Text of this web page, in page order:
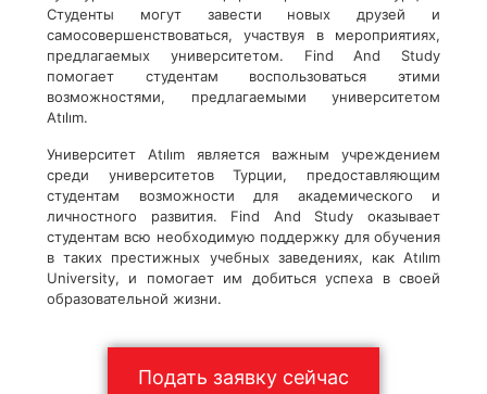
Студенты могут завести новых друзей и
самосовершенствоваться, участвуя в мероприятиях,
предлагаемых университетом. Find And Study
помогает студентам воспользоваться этими
возможностями, предлагаемыми университетом
Atılım.
Университет Atılım является важным учреждением
среди университетов Турции, предоставляющим
студентам возможности для академического и
личностного развития. Find And Study оказывает
студентам всю необходимую поддержку для обучения
в таких престижных учебных заведениях, как Atılım
University, и помогает им добиться успеха в своей
образовательной жизни.
Подать заявку сейчас